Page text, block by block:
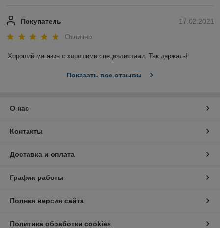
17.02.2021
Покупатель
Отлично
Хороший магазин с хорошими специалистами. Так держать!
Показать все отзывы
О нас
Контакты
Доставка и оплата
График работы
Полная версия сайта
Политика обработки cookies